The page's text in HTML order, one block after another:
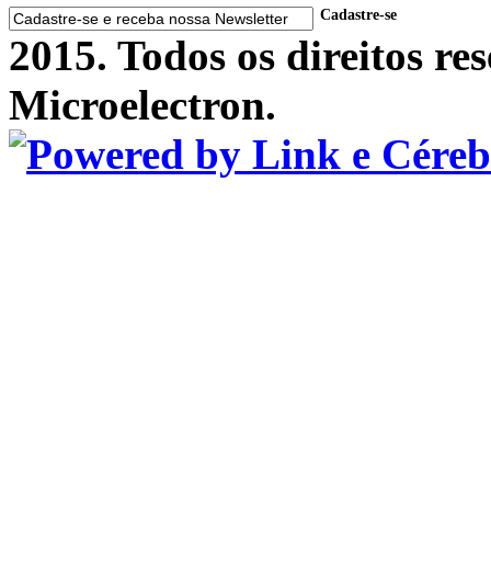
Cadastre-se
2015. Todos os direitos
Microelectron.